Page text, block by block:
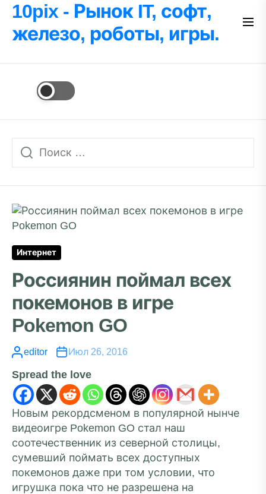
Перейти
содержимому
10pix - Рынок IT, софт,
железо, роботы, игры.
Интернет
Россиянин поймал всех
покемонов в игре
Pokemon GO
editor Июл 26, 2016
Spread the love
Новым рекордсменом в популярной нынче
видеоигре Pokemon GO стал наш
соотечественник из северной столицы,
сумевший поймать всех доступных
покемонов даже при том условии, что
игрушка пока что не разрешена на